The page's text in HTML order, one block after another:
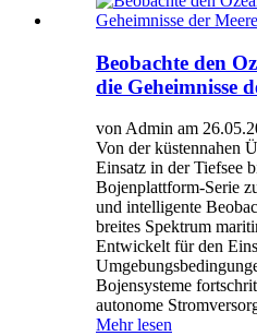
Beobachte den
die Geheimnisse
von Admin am
Von der küstennahen
Einsatz in der Tiefsee
Bojenplattform-Serie
und intelligente
breites Spektrum
Entwickelt für den
Bojensysteme
autonome
Mehr lesen